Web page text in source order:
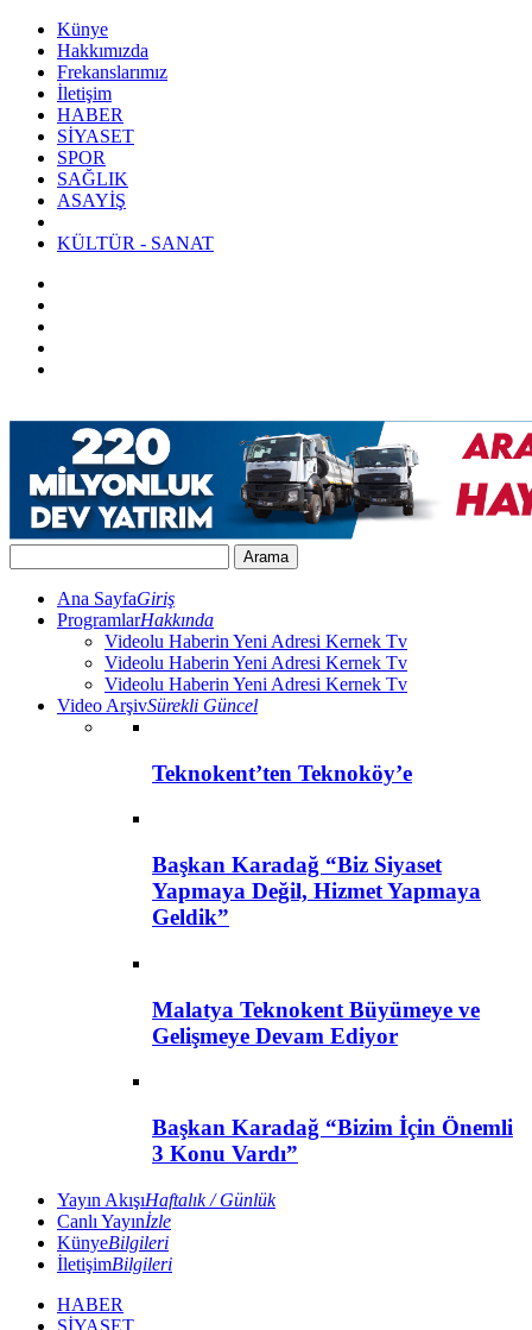
Künye
Hakkımızda
Frekanslarımız
İletişim
HABER
SİYASET
SPOR
SAĞLIK
ASAYİŞ
KÜLTÜR - SANAT
Ana SayfaGiriş
ProgramlarHakkında
Videolu Haberin Yeni Adresi Kernek Tv
Videolu Haberin Yeni Adresi Kernek Tv
Videolu Haberin Yeni Adresi Kernek Tv
Video ArşivSürekli Güncel
Teknokent’ten Teknoköy’e
Başkan Karadağ “Biz Siyaset
Yapmaya Değil, Hizmet Yapmaya
Geldik”
Malatya Teknokent Büyümeye ve
Gelişmeye Devam Ediyor
Başkan Karadağ “Bizim İçin Önemli
3 Konu Vardı”
Yayın AkışıHaftalık / Günlük
Canlı Yayınİzle
KünyeBilgileri
İletişimBilgileri
HABER
SİYASET